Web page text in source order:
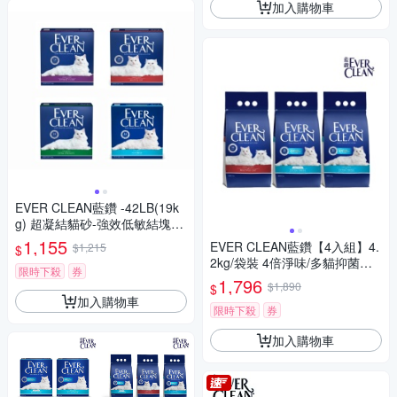
EVER CLEAN藍鑽 -42LB(19k
g) 超凝結貓砂-強效低敏結塊-
綠標 (1EC32-010123)
$1,155 $1,215
限時下殺
券
加入購物車
加入購物車
EVER CLEAN藍鑽【4入組】4.
2kg/袋裝 4倍淨味/多貓抑菌貓
砂
$1,796 $1,890
限時下殺
券
加入購物車